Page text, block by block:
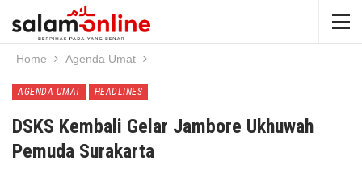
Home Agenda Umat
AGENDA UMAT HEADLINES
DSKS Kembali Gelar Jambore Ukhuwah
Pemuda Surakarta